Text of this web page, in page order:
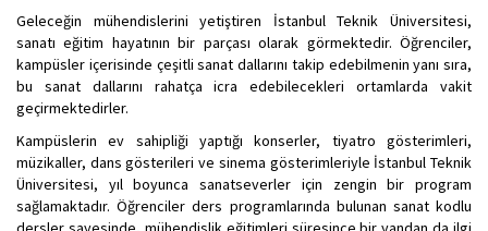
Geleceğin mühendislerini yetiştiren İstanbul Teknik Üniversitesi,
sanatı eğitim hayatının bir parçası olarak görmektedir. Öğrenciler,
kampüsler içerisinde çeşitli sanat dallarını takip edebilmenin yanı sıra,
bu sanat dallarını rahatça icra edebilecekleri ortamlarda vakit
geçirmektedirler.
Kampüslerin ev sahipliği yaptığı konserler, tiyatro gösterimleri,
müzikaller, dans gösterileri ve sinema gösterimleriyle İstanbul Teknik
Üniversitesi, yıl boyunca sanatseverler için zengin bir program
sağlamaktadır. Öğrenciler ders programlarında bulunan sanat kodlu